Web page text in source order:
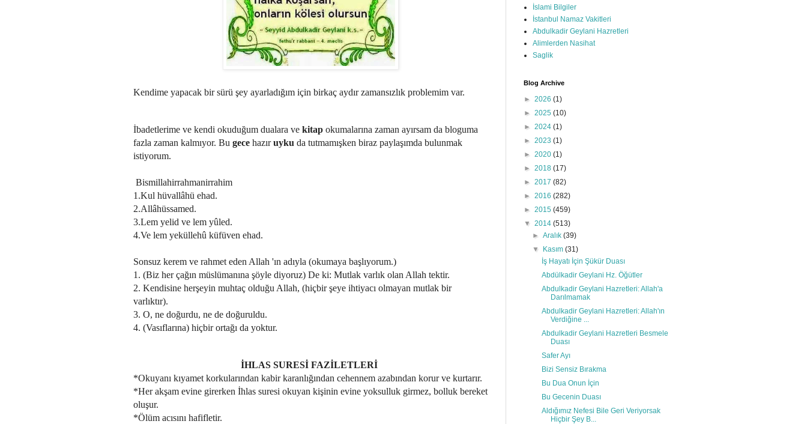
Kendime yapacak bir sürü şey ayarladığım için birkaç aydır zamansızlık problemim var.
İbadetlerime ve kendi okuduğum dualara ve kitap okumalarına zaman ayırsam da bloguma
fazla zaman kalmıyor. Bu gece hazıruyku da tutmamışken biraz paylaşımda bulunmak
istiyorum.
Bismillahirrahmanirrahim
1.Kul hüvallâhü ehad.
2.Allâhüssamed.
3.Lem yelid ve lem yûled.
4.Ve lem yeküllehû küfüven ehad.
Sonsuz kerem ve rahmet eden Allah 'ın adıyla (okumaya başlıyorum.)
1. (Biz her çağın müslümanına şöyle diyoruz) De ki: Mutlak varlık olan Allah tektir.
2. Kendisine herşeyin muhtaç olduğu Allah, (hiçbir şeye ihtiyacı olmayan mutlak bir
varlıktır).
3. O, ne doğurdu, ne de doğuruldu.
4. (Vasıflarına) hiçbir ortağı da yoktur.
İHLAS SURESİ FAZİLETLERİ
*Okuyanı kıyamet korkularından kabir karanlığından cehennem azabından korur ve kurtarır.
*Her akşam evine girerken İhlas suresi okuyan kişinin evine yoksulluk girmez, bolluk bereket
oluşur.
*Ölüm acısını hafifletir.
İslami Bilgiler
İstanbul Namaz Vakitleri
Abdulkadir Geylani Hazretleri
Alimlerden Nasihat
Saglik
Blog Archive
► 2026 (1)
► 2025 (10)
► 2024 (1)
► 2023 (1)
► 2020 (1)
► 2018 (17)
► 2017 (82)
► 2016 (282)
► 2015 (459)
▼ 2014 (513)
►Aralık(39)
▼
Kasım(31)
İş Hayatı İçin Şükür Duası
Abdülkadir Geylani Hz. Öğütler
Abdulkadir Geylani Hazretleri: Allah'a
Darılmamak
Abdulkadir Geylani Hazretleri: Allah'ın
Verdiğine ...
Abdulkadir Geylani Hazretleri Besmele
Duası
Safer Ayı
Bizi Sensiz Bırakma
Bu Dua Onun İçin
Bu Gecenin Duası
Aldığımız Nefesi Bile Geri Veriyorsak
Hiçbir Şey B...